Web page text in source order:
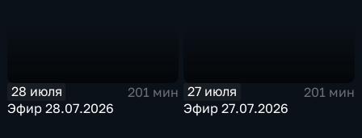
28 июля
201 мин
Эфир 28.07.2026
27 июля
201 мин
Эфир 27.07.2026